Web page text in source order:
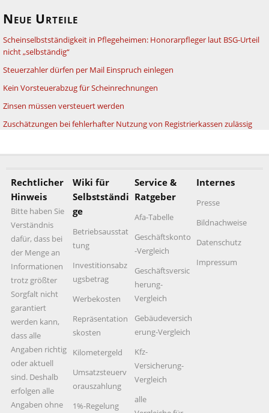
Neue Urteile
Scheinselbstständigkeit in Pflegeheimen: Honorarpfleger laut BSG-Urteil
nicht „selbständig“
Steuerzahler dürfen per Mail Einspruch einlegen
Kein Vorsteuerabzug für Scheinrechnungen
Zinsen müssen versteuert werden
Zuschätzungen bei fehlerhafter Nutzung von Registrierkassen zulässig
Rechtlicher
Hinweis
Bitte haben Sie
Verständnis
dafür, dass bei
der Menge an
Informationen
trotz größter
Sorgfalt nicht
garantiert
werden kann,
dass alle
Angaben richtig
oder aktuell
sind. Deshalb
erfolgen alle
Angaben ohne
Wiki für
Selbstständi
ge
Betriebsausstat
tung
Investitionsabz
ugsbetrag
Werbekosten
Repräsentation
skosten
Kilometergeld
Umsatzsteuerv
orauszahlung
1%-Regelung
Service &
Ratgeber
Afa-Tabelle
Geschäftskonto
-Vergleich
Geschäftsversic
herung-
Vergleich
Gebäudeversich
erung-Vergleich
Kfz-
Versicherung-
Vergleich
alle
Internes
Presse
Bildnachweise
Datenschutz
Impressum